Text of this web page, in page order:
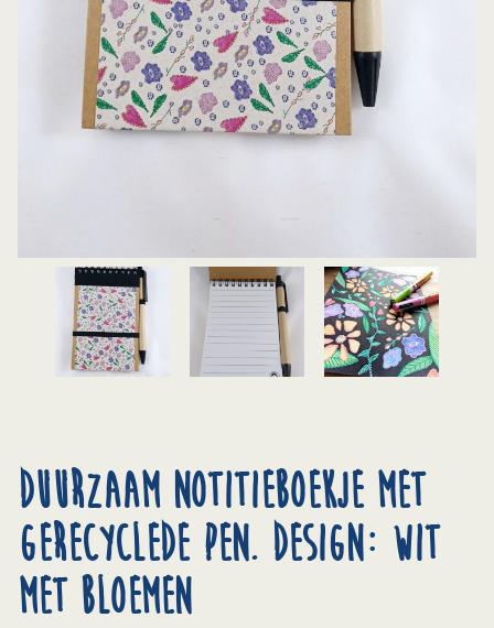
Duurzaam notitieboekje met
gerecyclede pen. Design: wit
met bloemen